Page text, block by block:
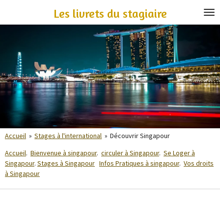
Les livrets du stagiaire
Accueil » Stages à l'international » Découvrir Singapour
Accueil. Bienvenue à singapour. circuler à Singapour. Se Loger à
Singapour. Stages à Singapour Infos Pratiques à singapour. Vos droits
à Singapour